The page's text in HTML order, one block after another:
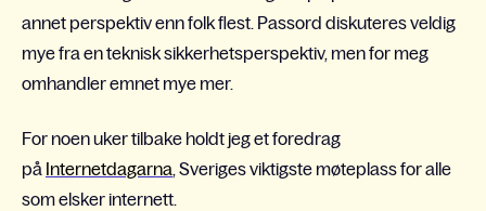
annet perspektiv enn folk flest. Passord diskuteres veldig
mye fra en teknisk sikkerhetsperspektiv, men for meg
omhandler emnet mye mer.
For noen uker tilbake holdt jeg et foredrag
på Internetdagarna, Sveriges viktigste møteplass for alle
som elsker internett.